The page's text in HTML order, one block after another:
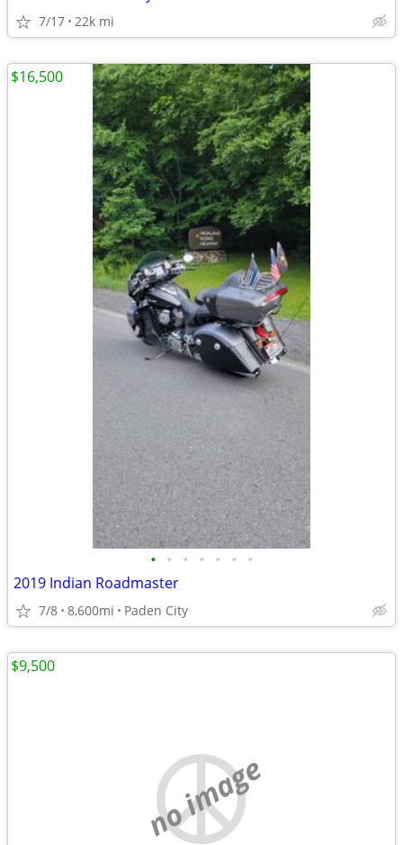
7/17 22k mi
• • • • • • •
2019 Indian Roadmaster
7/8 8,600mi Paden City
$16,500
no image
$9,500